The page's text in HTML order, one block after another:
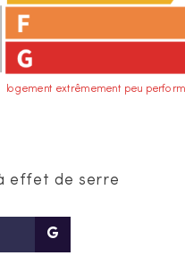
logement extrêmement peu
effet de serre
G